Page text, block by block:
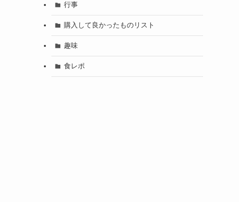
行事
購入して良かったものリスト
趣味
食レポ